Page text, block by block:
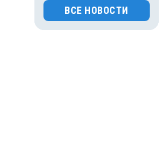
свадьбе
0
124
ВСЕ НОВОСТИ